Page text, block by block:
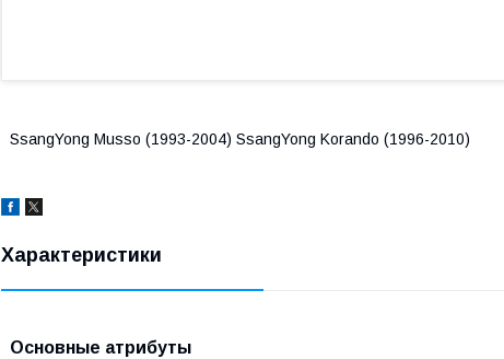
SsangYong Musso (1993-2004) SsangYong Korando (1996-2010)
Характеристики
Основные атрибуты